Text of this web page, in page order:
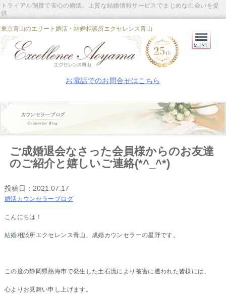
東京青山のエリート婚活・結婚相談所エクセレンス青山
トライアル制度で安心の婚活。上質な結婚情報サービスでまじめな出会いを提
供
お電話でのお問合せはこちら
ご成婚退会なさった会員様からのお友達
のご紹介と嬉しいご連絡(*^_^*)
投稿日： 2021.07.17
婚活カウンセラーブログ
こんにちは！
結婚相談所エクセレンス青山、成婚カウンセラーの星野です。
この度の静岡県熱海市で発生した土石流により被害に遭われた皆様には、
心よりお見舞い申し上げます。